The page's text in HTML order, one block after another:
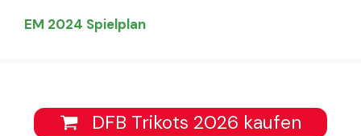
EM 2024 Spielplan
DFB Trikots 2026 kaufen